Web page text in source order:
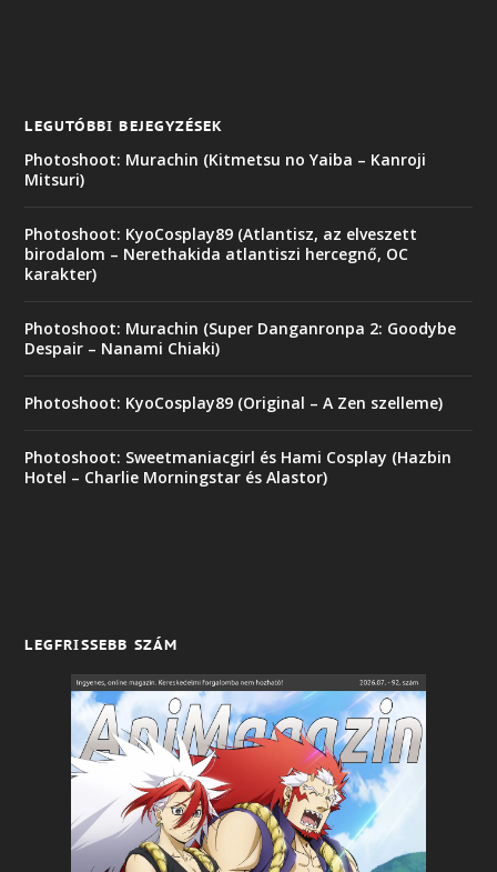
LEGUTÓBBI BEJEGYZÉSEK
Photoshoot: Murachin (Kitmetsu no Yaiba – Kanroji
Mitsuri)
Photoshoot: KyoCosplay89 (Atlantisz, az elveszett
birodalom – Nerethakida atlantiszi hercegnő, OC
karakter)
Photoshoot: Murachin (Super Danganronpa 2: Goodybe
Despair – Nanami Chiaki)
Photoshoot: KyoCosplay89 (Original – A Zen szelleme)
Photoshoot: Sweetmaniacgirl és Hami Cosplay (Hazbin
Hotel – Charlie Morningstar és Alastor)
LEGFRISSEBB SZÁM